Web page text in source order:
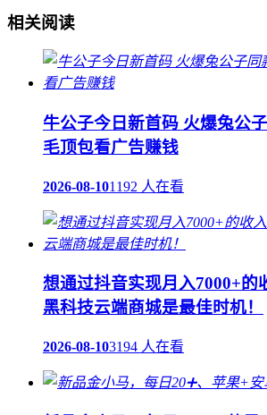
相关阅读
牛公子今日新首码 火爆兔公
毛顶包看广告赚钱
2026-08-101192 人在看
想通过抖音实现月入7000+的
黑科技云端商城是最佳时机！
2026-08-103194 人在看